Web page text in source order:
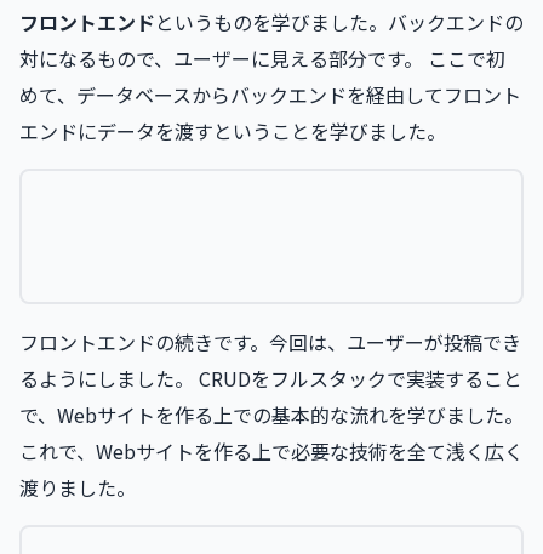
フロントエンドというものを学びました。バックエンドの
対になるもので、ユーザーに見える部分です。 ここで初
めて、データベースからバックエンドを経由してフロント
エンドにデータを渡すということを学びました。
フロントエンドの続きです。今回は、ユーザーが投稿でき
るようにしました。 CRUDをフルスタックで実装すること
で、Webサイトを作る上での基本的な流れを学びました。
これで、Webサイトを作る上で必要な技術を全て浅く広く
渡りました。